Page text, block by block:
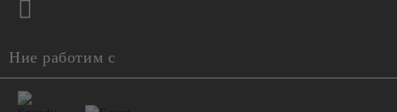
Ние работим с